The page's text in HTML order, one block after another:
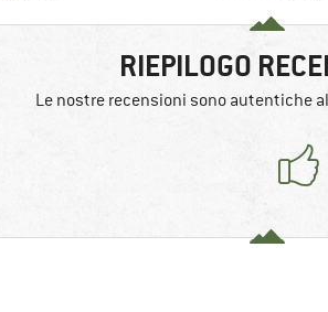
RIEPILOGO
Le nostre recensioni sono autentiche al